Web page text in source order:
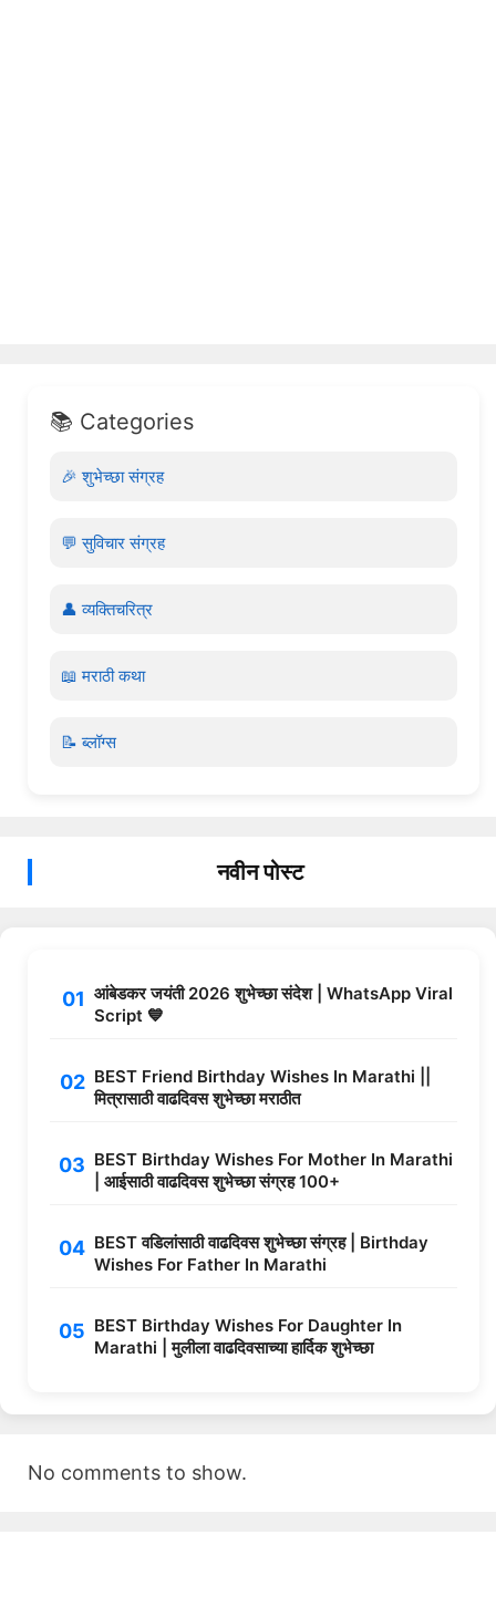
📚 Categories
🎉 शुभेच्छा संग्रह
💬 सुविचार संग्रह
👤 व्यक्तिचरित्र
📖 मराठी कथा
📝 ब्लॉग्स
नवीन पोस्ट
आंबेडकर जयंती 2026 शुभेच्छा संदेश | WhatsApp Viral
Script 💙
BEST Friend Birthday Wishes In Marathi ||
मित्रासाठी वाढदिवस शुभेच्छा मराठीत
BEST Birthday Wishes For Mother In Marathi
| आईसाठी वाढदिवस शुभेच्छा संग्रह 100+
BEST वडिलांसाठी वाढदिवस शुभेच्छा संग्रह | Birthday
Wishes For Father In Marathi
BEST Birthday Wishes For Daughter In
Marathi | मुलीला वाढदिवसाच्या हार्दिक शुभेच्छा
No comments to show.